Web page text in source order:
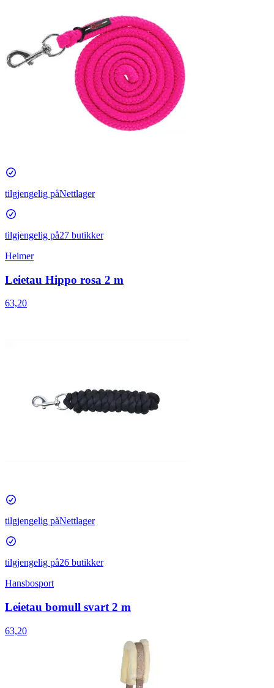
tilgjengelig påNettlager
tilgjengelig på27 butikker
Heimer
Leietau Hippo rosa 2 m
63,20
tilgjengelig påNettlager
tilgjengelig på26 butikker
Hansbosport
Leietau bomull svart 2 m
63,20